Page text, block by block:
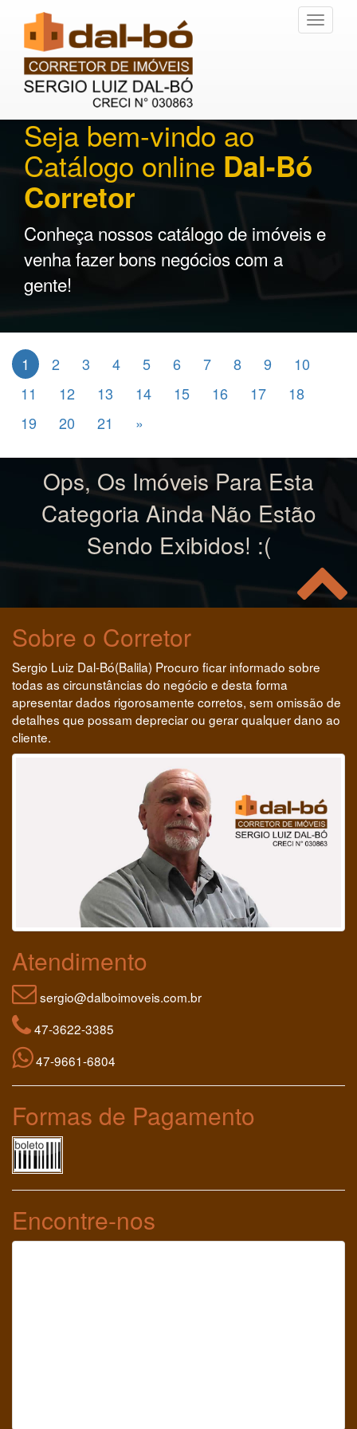
Toggle
Seja bem-vindo ao
Catálogo online Dal-Bó
Corretor
Conheça nossos catálogo de imóveis e
venha fazer bons negócios com a
gente!
1 2 3 4 5 6 7 8 9
10
11
12 13 14 15 16 17
18
19
20 21 »
Ops, Os Imóveis Para Esta
Categoria Ainda Não Estão
Sendo Exibidos! :(
Sobre o Corretor
Sergio Luiz Dal-Bó(Balila) Procuro ficar informado sobre
todas as circunstâncias do negócio e desta forma
apresentar dados rigorosamente corretos, sem omissão de
detalhes que possam depreciar ou gerar qualquer dano ao
cliente.
Atendimento
sergio@dalboimoveis.com.br
47-3622-3385
47-9661-6804
Formas de Pagamento
Encontre-nos